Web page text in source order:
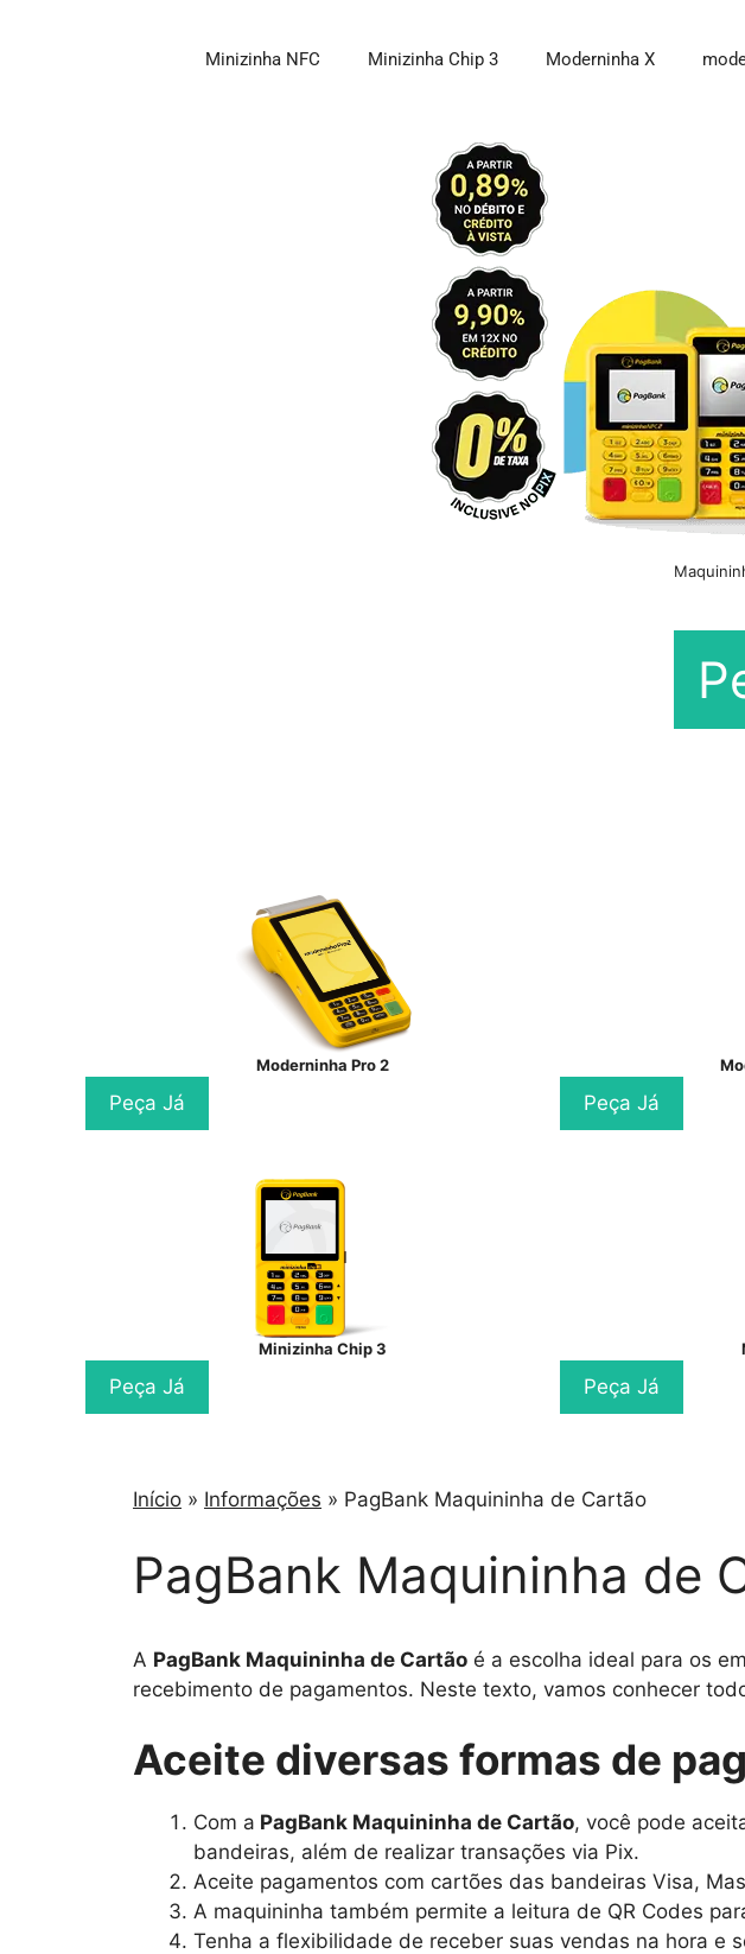
Minizinha NFC Minizinha Chip 3 Moderninha X
Moderninha Pro 2
Peça Já Peça Já
Minizinha Chip 3
Peça Já Peça Já
Início » Informações » PagBank Maquininha de Cartão
PagBank Maquininha de
A PagBank Maquininha de Cartão é a escolha ideal para os
recebimento de pagamentos. Neste texto, vamos conhecer
Aceite diversas formas de
Com a PagBank Maquininha de Cartão, você pode
bandeiras, além de realizar transações via Pix.
Aceite pagamentos com cartões das bandeiras Visa,
A maquininha também permite a leitura de QR Codes
Tenha a flexibilidade de receber suas vendas na hora e